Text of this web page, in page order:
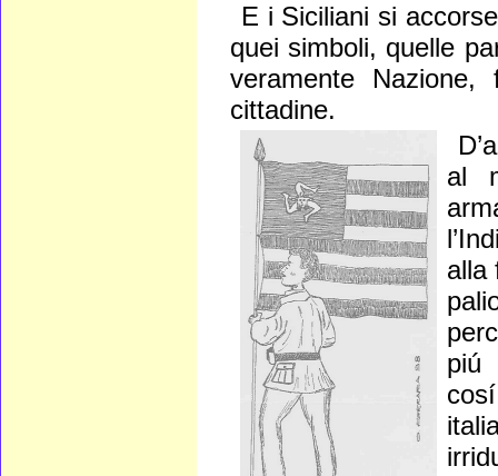
E i Siciliani si
quei simboli, quelle
veramente
cittadine.
al
alla
piú